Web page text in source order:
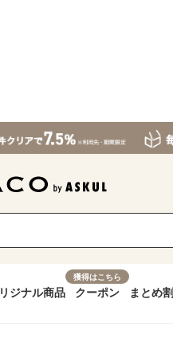
ジナル商品
獲得はこちら
クーポン まとめ割